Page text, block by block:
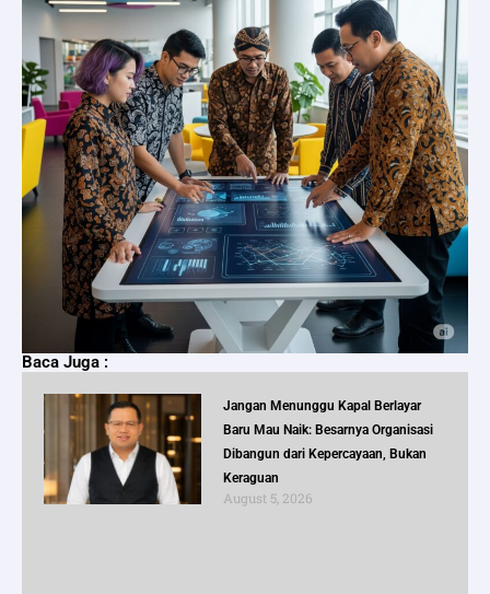
Baca Juga :
Jangan Menunggu Kapal Berlayar
Baru Mau Naik: Besarnya Organisasi
Dibangun dari Kepercayaan, Bukan
Keraguan
August 5, 2026